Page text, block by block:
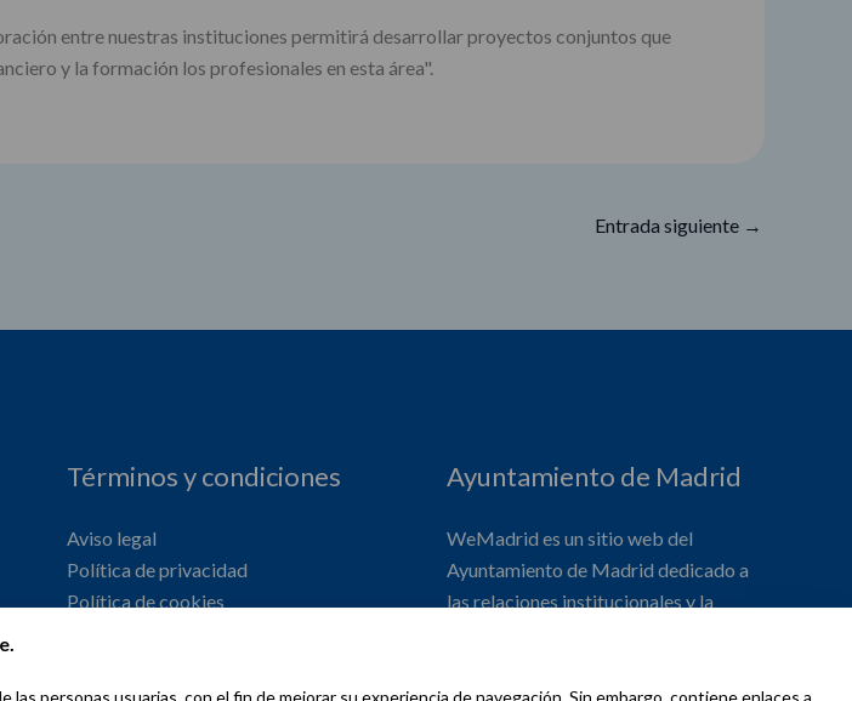
personas usuarias, con el fin de mejorar su experiencia de navegación. Sin embargo, contiene enlaces a
entre nuestras instituciones permitirá desarrollar proyectos conjuntos que
y la formación los profesionales en esta área".
Entrada siguiente →
Términos y condiciones
Aviso legal
Política de privacidad
Política de cookies
Ayuntamiento de Madrid
WeMadrid es un sitio web del
Ayuntamiento de Madrid dedicado a
las relaciones institucionales y la